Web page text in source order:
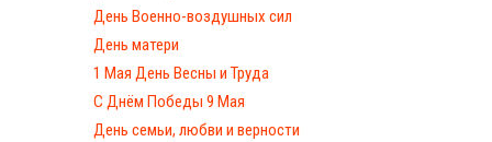
День Военно-воздушных сил
День матери
1 Мая День Весны и Труда
С Днём Победы 9 Мая
День семьи, любви и верности